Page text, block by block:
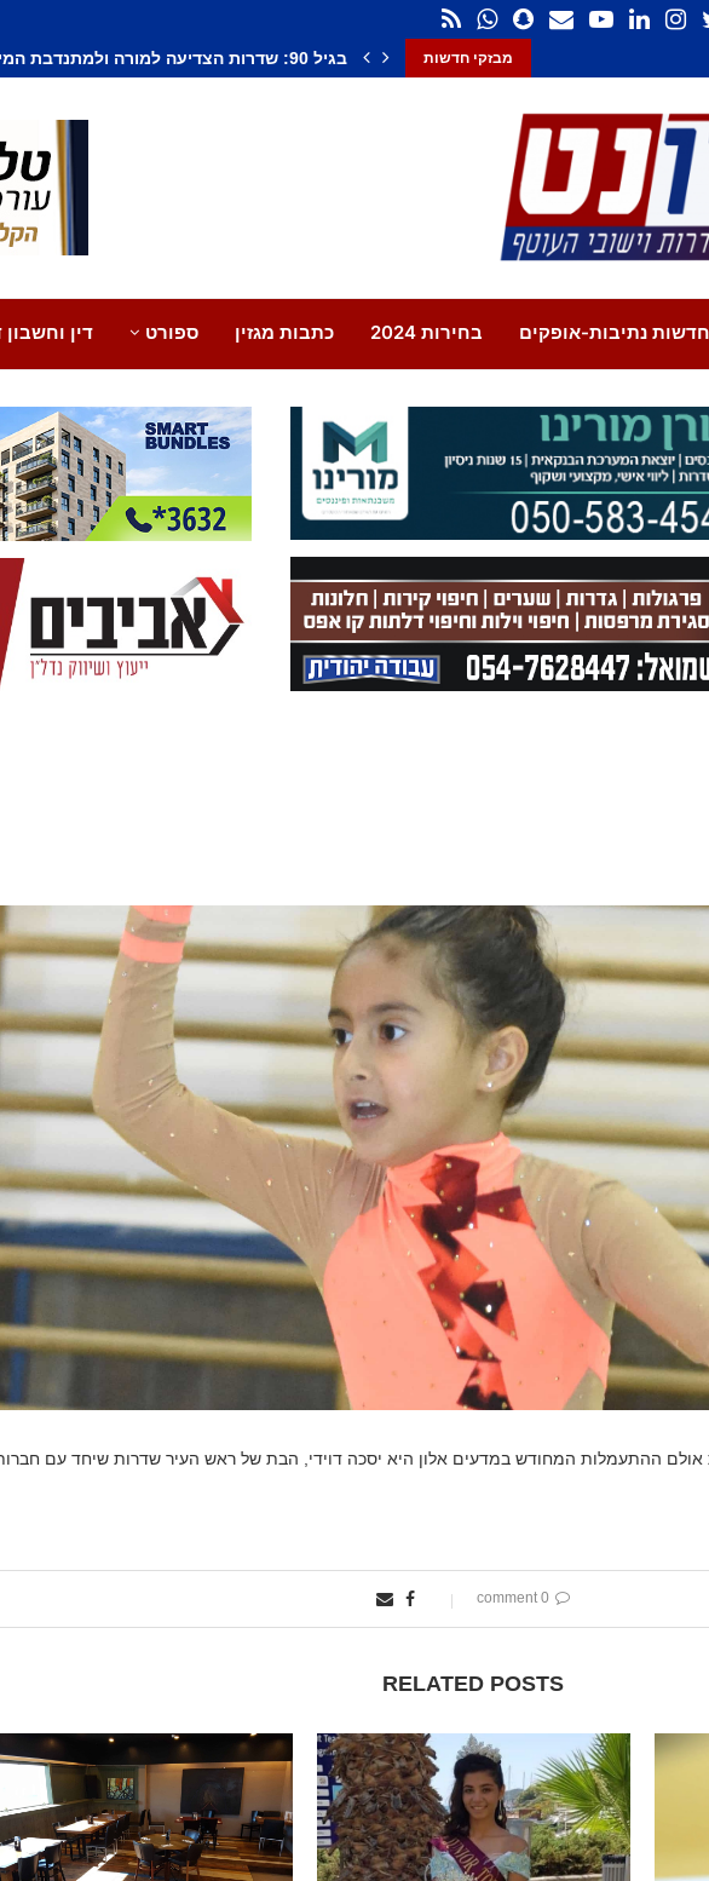
מבזקי חדשות חשד לחיסול בנתיבות: אדם נורה למוות, צעיר
חדשות נתיבות-אופקים בחירות 2024 כתבות מגזין ספורט דין וחשבון
אולם ההתעמלות המחודש במדעים אלון היא יסכה דוידי, הבת של ראש העיר שדרות שיחד עם
0 comment
RELATED POSTS